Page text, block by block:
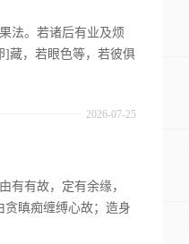
法。若诸后有业及烦
]藏，若眼色等，若彼俱
2026-07-25
有有故，定有余缘，
瞋痴缠缚心故；造身